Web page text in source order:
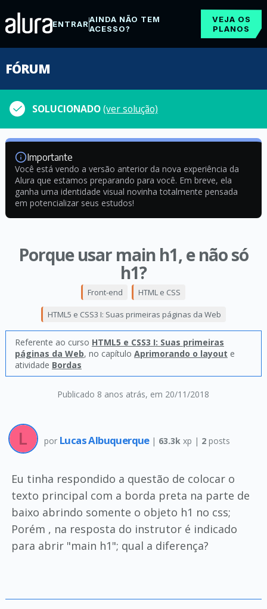
ENTRARAINDA NÃO TEM
ACESSO?
VEJA OS
PLANOS
FÓRUM
SOLUCIONADO(ver solução)
Importante
Você está vendo a versão anterior da nova experiência da
Alura que estamos preparando para você. Em breve, ela
ganha uma identidade visual novinha totalmente pensada
em potencializar seus estudos!
Porque usar main h1, e não só
h1?
Publicado 8 anos atrás, em 20/11/2018
Front-end HTML e CSS
HTML5 e CSS3 I: Suas primeiras páginas da Web
Referente ao curso HTML5 e CSS3 I: Suas primeiras
páginas da Web, no capítulo Aprimorando o layout e
atividade Bordas
por Lucas Albuquerque | 63.3k xp | 2 posts
Eu tinha respondido a questão de colocar o
texto principal com a borda preta na parte de
baixo abrindo somente o objeto h1 no css;
Porém , na resposta do instrutor é indicado
para abrir "main h1"; qual a diferença?